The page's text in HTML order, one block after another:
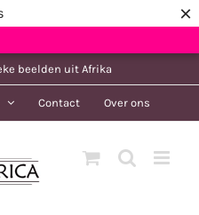
×
beelden uit Afrika
Contact Over ons